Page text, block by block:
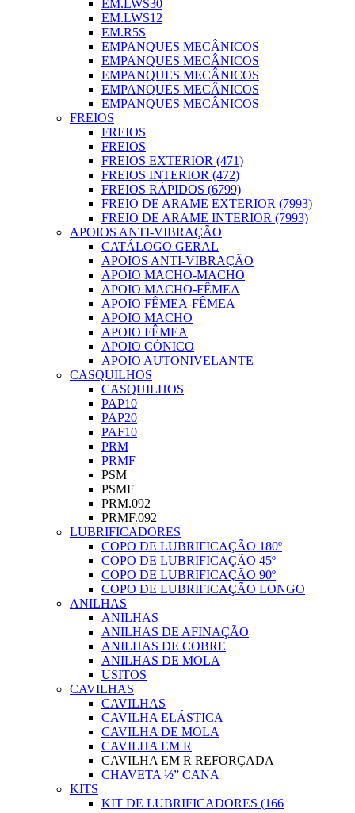
EM.LWS30
EM.LWS12
EM.R5S
EMPANQUES MECÂNICOS
EMPANQUES MECÂNICOS
EMPANQUES MECÂNICOS
EMPANQUES MECÂNICOS
EMPANQUES MECÂNICOS
FREIOS
FREIOS
FREIOS
FREIOS EXTERIOR (471)
FREIOS INTERIOR (472)
FREIOS RÁPIDOS (6799)
FREIO DE ARAME EXTERIOR (7993)
FREIO DE ARAME INTERIOR (7993)
APOIOS ANTI-VIBRAÇÃO
CATÁLOGO GERAL
APOIOS ANTI-VIBRAÇÃO
APOIO MACHO-MACHO
APOIO MACHO-FÊMEA
APOIO FÊMEA-FÊMEA
APOIO MACHO
APOIO FÊMEA
APOIO CÓNICO
APOIO AUTONIVELANTE
CASQUILHOS
CASQUILHOS
PAP10
PAP20
PAF10
PRM
PRMF
PSM
PSMF
PRM.092
PRMF.092
LUBRIFICADORES
COPO DE LUBRIFICAÇÃO 180º
COPO DE LUBRIFICAÇÃO 45º
COPO DE LUBRIFICAÇÃO 90º
COPO DE LUBRIFICAÇÃO LONGO
ANILHAS
ANILHAS
ANILHAS DE AFINAÇÃO
ANILHAS DE COBRE
ANILHAS DE MOLA
USITOS
CAVILHAS
CAVILHAS
CAVILHA ELÁSTICA
CAVILHA DE MOLA
CAVILHA EM R
CAVILHA EM R REFORÇADA
CHAVETA ½” CANA
KITS
KIT DE LUBRIFICADORES (166